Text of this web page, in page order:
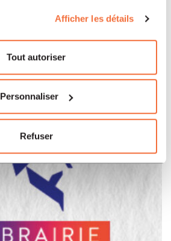
Afficher les détails
Tout autoriser
Personnaliser
Refuser